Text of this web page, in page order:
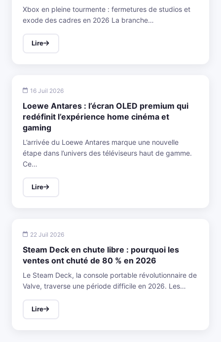
Xbox en pleine tourmente : fermetures de studios et
exode des cadres en 2026 La branche…
Lire
16 Juil 2026
Loewe Antares : l’écran OLED premium qui
redéfinit l’expérience home cinéma et
gaming
L’arrivée du Loewe Antares marque une nouvelle
étape dans l’univers des téléviseurs haut de gamme.
Ce…
Lire
22 Juil 2026
Steam Deck en chute libre : pourquoi les
ventes ont chuté de 80 % en 2026
Le Steam Deck, la console portable révolutionnaire de
Valve, traverse une période difficile en 2026. Les…
Lire